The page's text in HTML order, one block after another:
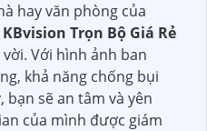
hay văn phòng của
Trọn Bộ Giá Rẻ
Với hình ảnh ban
khả năng chống bụi
sẽ an tâm và yên
của mình được giám